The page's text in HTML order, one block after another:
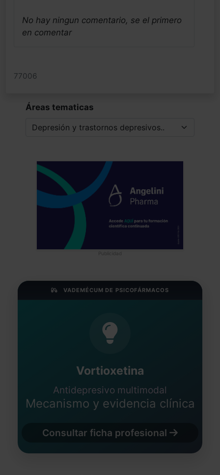
No hay ningun comentario, se el primero
en comentar
77006
Áreas tematicas
Publicidad
VADEMÉCUM DE PSICOFÁRMACOS
Vortioxetina
Antidepresivo multimodal
Mecanismo y evidencia clínica
Consultar ficha profesional